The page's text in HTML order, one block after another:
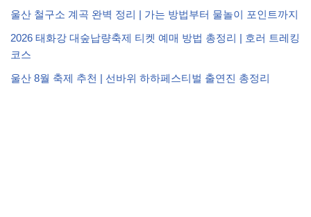
울산 철구소 계곡 완벽 정리 | 가는 방법부터 물놀이 포인트까지
2026 태화강 대숲납량축제 티켓 예매 방법 총정리 | 호러 트레킹
코스
울산 8월 축제 추천 | 선바위 하하페스티벌 출연진 총정리